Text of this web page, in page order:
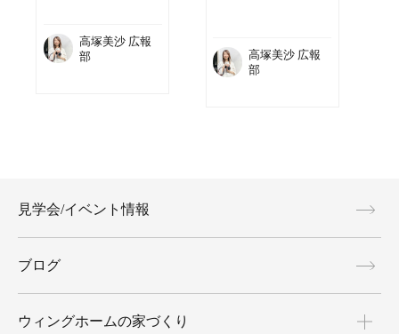
高塚美沙 広報
部
高塚美沙 広報
部
見学会/イベント情報
ブログ
ウィングホームの家づくり